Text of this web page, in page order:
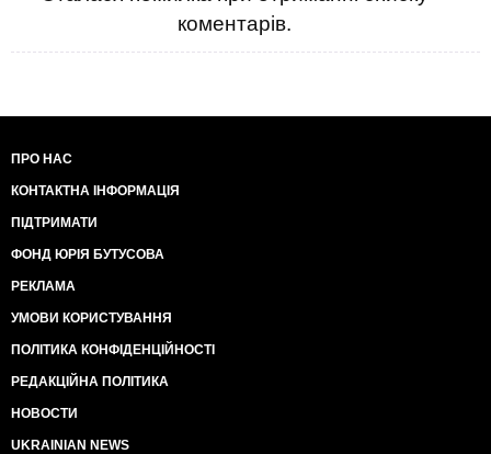
коментарів.
ПРО НАС
КОНТАКТНА ІНФОРМАЦІЯ
ПІДТРИМАТИ
ФОНД ЮРІЯ БУТУСОВА
РЕКЛАМА
УМОВИ КОРИСТУВАННЯ
ПОЛІТИКА КОНФІДЕНЦІЙНОСТІ
РЕДАКЦІЙНА ПОЛІТИКА
НОВОСТИ
UKRAINIAN NEWS